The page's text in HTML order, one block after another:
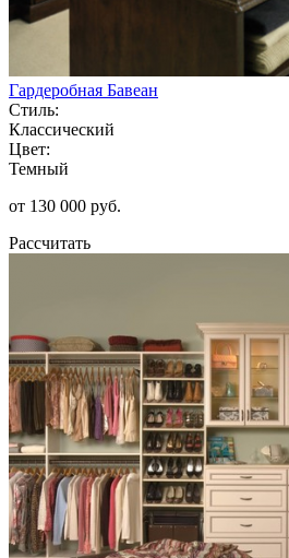
Гардеробная Бавеан
Стиль:
Классический
Цвет:
Темный
от 130 000 руб.
Рассчитать